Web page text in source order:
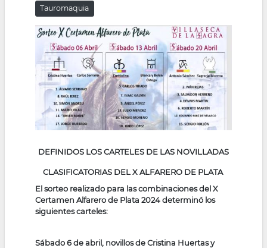
navegación
Tauromaquia
DEFINIDOS LOS CARTELES DE LAS NOVILLADAS
CLASIFICATORIAS DEL X ALFARERO DE PLATA
El sorteo realizado para las combinaciones del X
Certamen Alfarero de Plata 2024 determinó los
siguientes carteles:
Sábado 6 de abril, novillos de Cristina Huertas y